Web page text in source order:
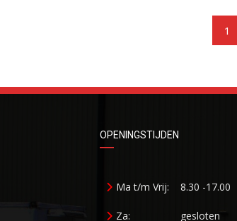
1
OPENINGSTIJDEN
Ma t/m Vrij: 8.30 -17.00
Za: gesloten